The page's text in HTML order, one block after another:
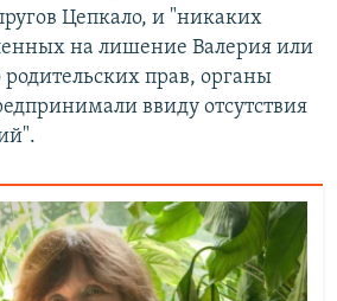
Цепкало, и "никаких
на лишение Валерия или
прав, органы
ввиду отсутствия